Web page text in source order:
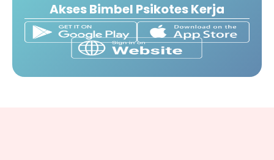
Akses Bimbel Psikotes Kerja